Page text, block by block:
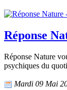
Réponse
Réponse Nature
psychiques du
Mardi 09 Mai